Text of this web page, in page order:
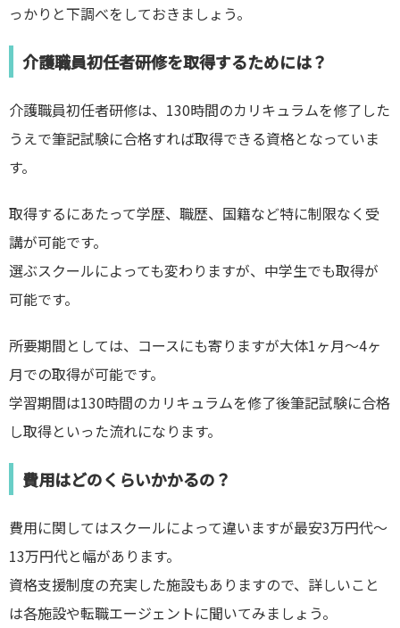
っかりと下調べをしておきましょう。
介護職員初任者研修を取得するためには？
介護職員初任者研修は、130時間のカリキュラムを修了した
うえで筆記試験に合格すれば取得できる資格となっていま
す。
取得するにあたって学歴、職歴、国籍など特に制限なく受
講が可能です。
選ぶスクールによっても変わりますが、中学生でも取得が
可能です。
所要期間としては、コースにも寄りますが大体1ヶ月〜4ヶ
月での取得が可能です。
学習期間は130時間のカリキュラムを修了後筆記試験に合格
し取得といった流れになります。
費用はどのくらいかかるの？
費用に関してはスクールによって違いますが最安3万円代〜
13万円代と幅があります。
資格支援制度の充実した施設もありますので、詳しいこと
は各施設や転職エージェントに聞いてみましょう。